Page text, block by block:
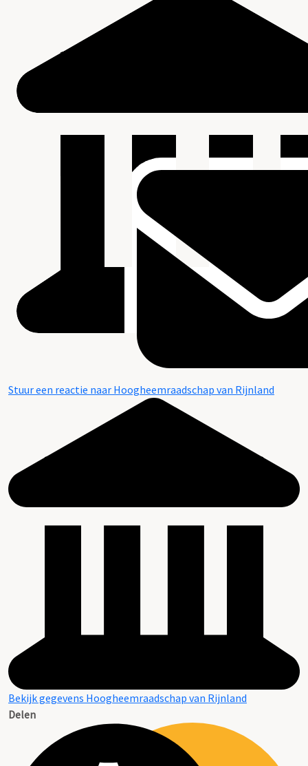
Stuur een reactie naar Hoogheemraadschap van Rijnland
Bekijk gegevens Hoogheemraadschap van Rijnland
Delen